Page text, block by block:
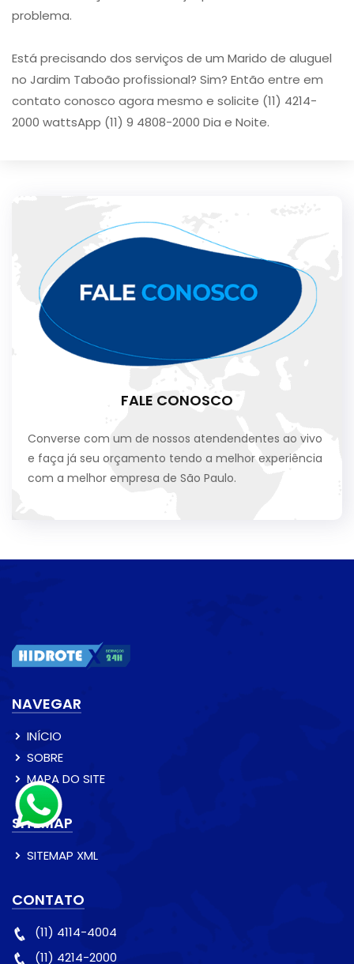
problema.
Está precisando dos serviços de um Marido de aluguel
no Jardim Taboão profissional? Sim? Então entre em
contato conosco agora mesmo e solicite (11) 4214-
2000 wattsApp (11) 9 4808-2000 Dia e Noite.
FALE CONOSCO
Converse com um de nossos atendendentes ao vivo
e faça já seu orçamento tendo a melhor experiência
com a melhor empresa de São Paulo.
NAVEGAR
INÍCIO
SOBRE
MAPA DO SITE
SITEMAP
SITEMAP XML
CONTATO
(11) 4114-4004
(11) 4214-2000